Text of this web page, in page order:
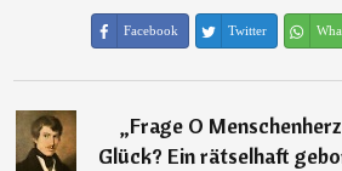
Facebook Twitter
„Frage O
Glück? Ein rätselhaft